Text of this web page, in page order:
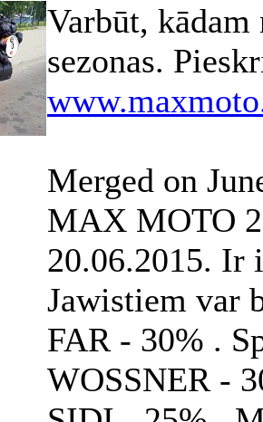
Varbūt, kādam
sezonas.
Merged on
MAX MOTO
20.06.2015. Ir
Jawistiem var
FAR - 30% .
WOSSNER -